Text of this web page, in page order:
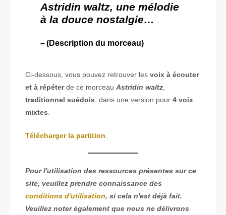
Astridin waltz, une mélodie
à la douce nostalgie…
(Description du morceau)
Ci-dessous, vous pouvez retrouver les voix à écouter
et à répéterde ce morceau Astridin waltz
traditionnel suédois , dans une version pour 4 voix
mixtes
Télécharger la partition
Pour l'utilisation des ressources présentes sur ce
site, veuillez prendre connaissance des
conditions d'utilisation, si cela n'est déjà fait.
Veuillez noter également que nous ne délivrons